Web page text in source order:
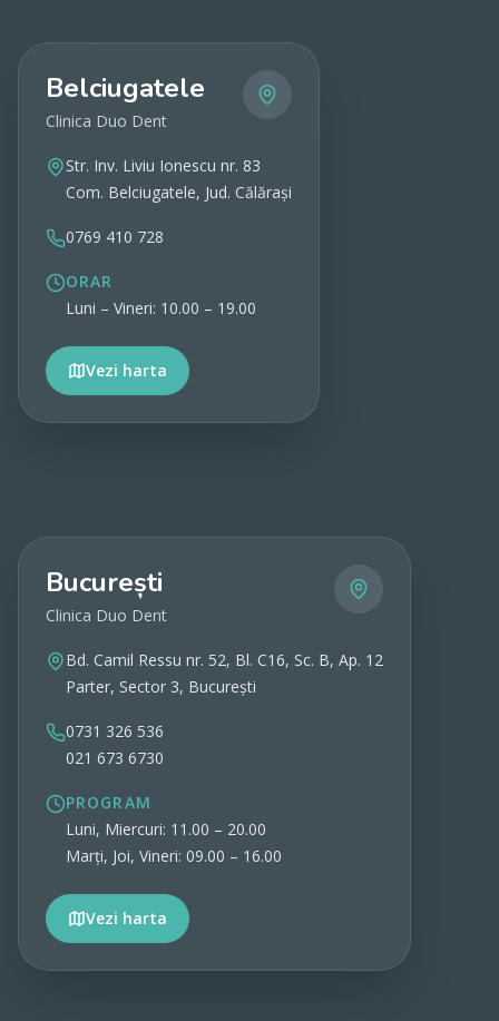
Belciugatele
Clinica Duo Dent
Str. Inv. Liviu Ionescu nr. 83
Com. Belciugatele, Jud. Călărași
0769 410 728
ORAR
Luni – Vineri: 10.00 – 19.00
Vezi harta
Vezi detalii
București
Clinica Duo Dent
Bd. Camil Ressu nr. 52, Bl. C16, Sc. B, Ap. 12
Parter, Sector 3, București
0731 326 536
021 673 6730
PROGRAM
Luni, Miercuri: 11.00 – 20.00
Marți, Joi, Vineri: 09.00 – 16.00
Vezi harta